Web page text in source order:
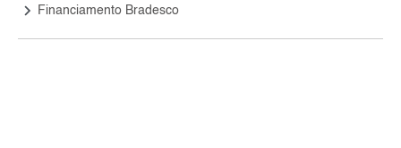
keyboard_arrow_right Financiamento Bradesco